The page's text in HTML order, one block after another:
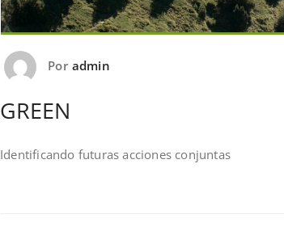
Por admin
GREEN
Identificando futuras acciones conjuntas